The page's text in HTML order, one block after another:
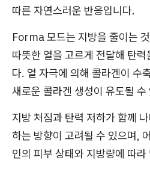
따른 자연스러운 반응입니다.
Forma 모드는 지방을 줄이는
따뜻한 열을 고르게 전달해 탄
다. 열 자극에 의해 콜라겐이 수
새로운 콜라겐 생성이 유도될 수
지방 처짐과 탄력 저하가 함께
하는 방향이 고려될 수 있으며,
인의 피부 상태와 지방량에 따라